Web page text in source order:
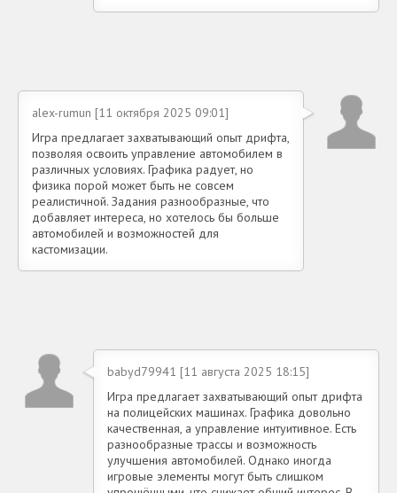
alex-rumun [11 октября 2025 09:01]
Игра предлагает захватывающий опыт дрифта,
позволяя освоить управление автомобилем в
различных условиях. Графика радует, но
физика порой может быть не совсем
реалистичной. Задания разнообразные, что
добавляет интереса, но хотелось бы больше
автомобилей и возможностей для
кастомизации.
babyd79941 [11 августа 2025 18:15]
Игра предлагает захватывающий опыт дрифта
на полицейских машинах. Графика довольно
качественная, а управление интуитивное. Есть
разнообразные трассы и возможность
улучшения автомобилей. Однако иногда
игровые элементы могут быть слишком